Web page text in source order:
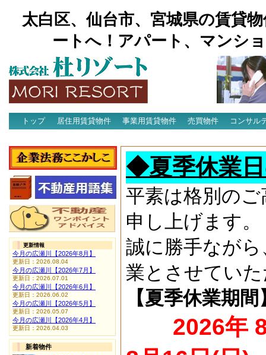
太白区、仙台市、宮城県の賃貸
ートへ！アパート、マンシ
トップ 居住用賃貸物件 事業用賃貸物件 売買物件
コンサル
◆夏季休業
平素は格別の
申し上げます。
誠に勝手なが
業とさせてい
【夏季休業期間
2026年
更新情報
今月の広瀬川【2026年8月】
更新日：2026.08.04
今月の広瀬川【2026年7月】
更新日：2026.07.01
今月の広瀬川【2026年6月】
更新日：2026.06.02
今月の広瀬川【2026年5月】
更新日：2026.05.07
今月の広瀬川【2026年4月】
更新日：2026.04.03
新着物件